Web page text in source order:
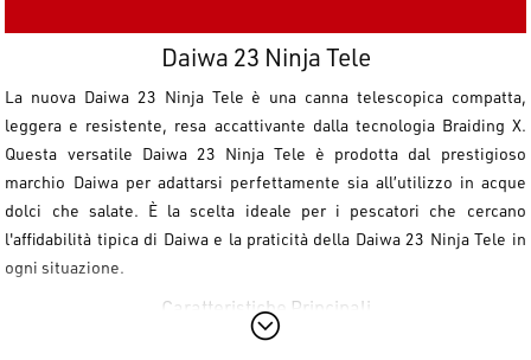
Daiwa 23 Ninja Tele
La nuova Daiwa 23 Ninja Tele è una canna telescopica compatta,
leggera e resistente, resa accattivante dalla tecnologia Braiding X.
Questa versatile Daiwa 23 Ninja Tele è prodotta dal prestigioso
marchio Daiwaper adattarsi perfettamente sia all’utilizzo in acque
dolci che salate. È la scelta ideale per i pescatori che cercano
l'affidabilità tipica di Daiwae la praticità della Daiwa 23 Ninja Tele in
ogni situazione.
Caratteristiche Principali
Questa canna telescopica è realizzata con materiali di alta qualità,